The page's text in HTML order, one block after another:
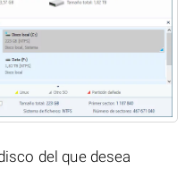
del que desea